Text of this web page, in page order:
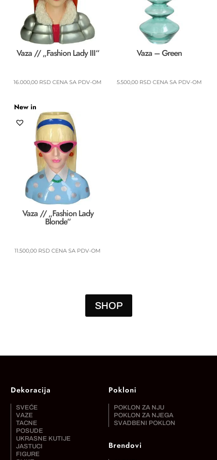
Vaza // „Fashion Lady III“
16.000,00 RSD CENA SA PDV-OM
Vaza – Green
5.500,00 RSD CENA SA PDV-OM
New in
Vaza // „Fashion Lady
Blonde“
11.500,00 RSD CENA SA PDV-OM
SHOP
Dekoracija
SVEĆE
VAZE
TACNE
POSUDE
UKRASNE KUTIJE
JASTUCI
FIGURE
Pokloni
POKLON ZA NJU
POKLON ZA NJEGA
SVADBENI POKLON
Brendovi